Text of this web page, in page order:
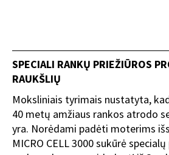
SPECIALI RANKŲ PRIEŽIŪROS
RAUKŠLIŲ
Moksliniais tyrimais nustatyta,
40 metų amžiaus rankos atrodo
yra. Norėdami padėti moterims
MICRO CELL 3000 sukūrė